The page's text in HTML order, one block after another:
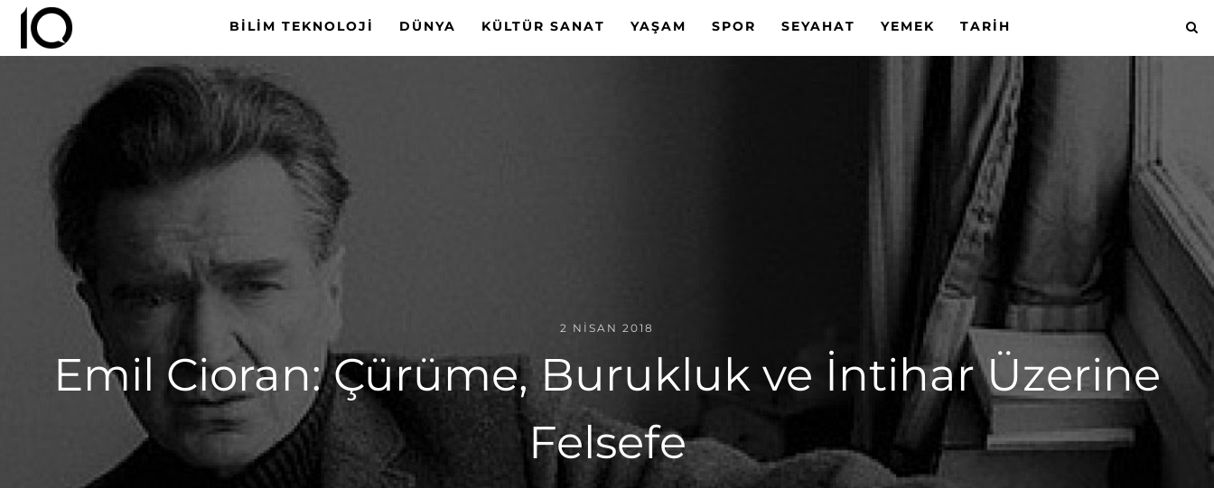
BILIM TEKNOLOJI DÜNYA KÜLTÜR SANAT YAŞAM SPOR SEYAHAT YEMEK TARIH
2 NISAN 2018
Emil Cioran: Çürüme, Burukluk ve İntihar Üzerine
Felsefe